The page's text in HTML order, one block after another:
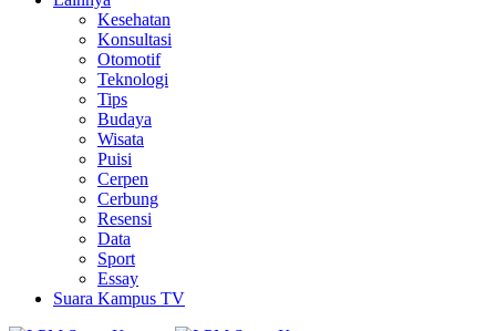
Kesehatan
Konsultasi
Otomotif
Teknologi
Tips
Budaya
Wisata
Puisi
Cerpen
Cerbung
Resensi
Data
Sport
Essay
Suara Kampus TV